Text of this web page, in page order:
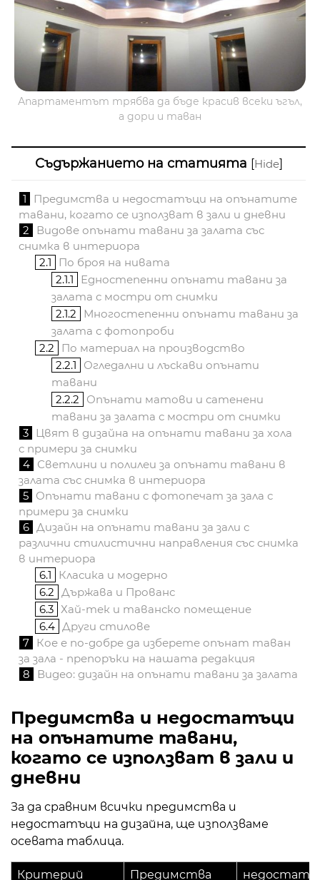
Апартаментът трябва да бъде красив всеки ъгъл,
а дори и таван
Съдържанието на статията [Hide]
1
Предимства и недостатъци на опънатите
тавани, когато се използват в зали и дневни
2
Видове опънати тавани за залата със
снимка в интериора
2.1
По броя на нивата
2.1.1
Едностепенни опънати тавани за
залата с мостри от снимки
2.1.2
Многостепенни опънати тавани за
залата с фотопроби
2.2
По материал на производство
2.2.1
Огледални и лъскави опънати
тавани
2.2.2
Опънати матови и сатенени
тавани за залата с мостри от снимки
3 Цвят в дизайна на опънати тавани за хола
с примери за снимки
4 Светлини и полилеи за опънати тавани в
залата със снимка в интериора
5 Опънати тавани с фотопечат за зала с
примери за снимки
6 Дизайн на опънати тавани за зали с
различни стилистични направления със снимка
в интериора
6.1
Класика и модерно
6.2 Държава и Прованс
6.3 Хай-тек и таванско помещение
6.4 Други стилове
7 Кое е по-добре да изберете опънат таван
за зала - препоръки на нашата редакция
8
Видео: дизайн на опънати тавани за залата
Предимства и недостатъци
на опънатите тавани,
когато се използват в зали и
дневни
За да сравним всички предимства и
недостатъци на дизайна, ще използваме
осевата таблица.
Критерий Предимства